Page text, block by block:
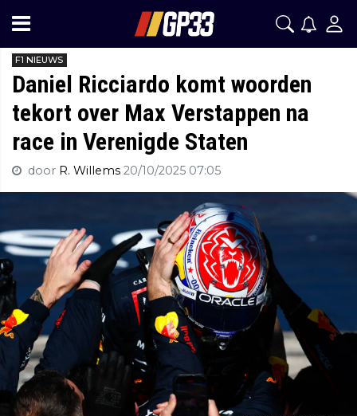
F1 NIEUWS
Daniel Ricciardo komt woorden
tekort over Max Verstappen na
race in Verenigde Staten
door R. Willems 20/10/2025 07:05